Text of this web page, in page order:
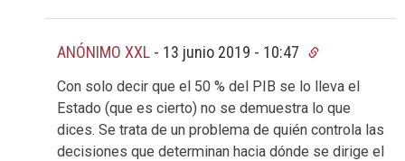
ANÓNIMO XXL - 13 junio 2019 - 10:47
Con solo decir que el 50 % del PIB se lo lleva el
Estado (que es cierto) no se demuestra lo que
dices. Se trata de un problema de quién controla las
decisiones que determinan hacia dónde se dirige el